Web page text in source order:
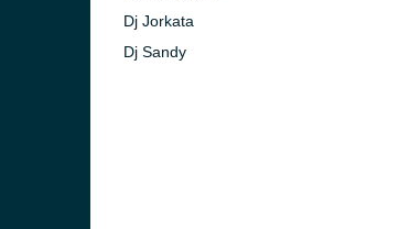
Dj Jorkata
Dj Sandy